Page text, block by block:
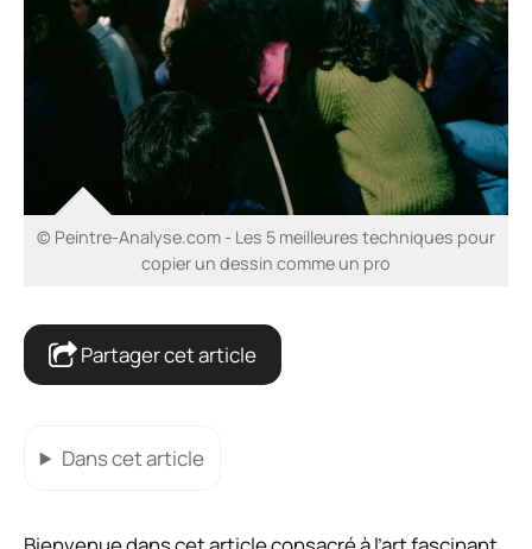
© Peintre-Analyse.com - Les 5 meilleures techniques pour
copier un dessin comme un pro
Partager cet article
Dans cet article